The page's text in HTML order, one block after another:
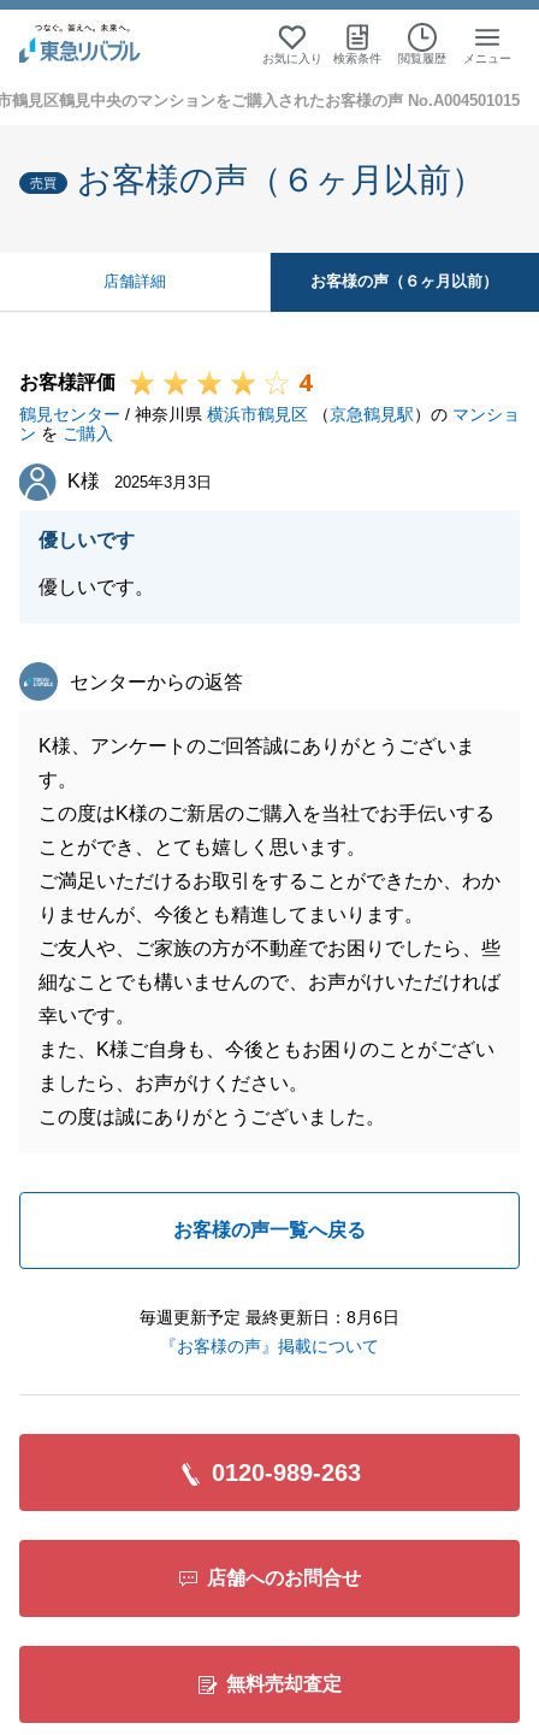
お気に入り 検索条件 閲覧履歴 メニュー
鶴見区鶴見中央のマンションをご購入されたお客様の声 No.A004501015
売買 お客様の声（６ヶ月以前）
店舗詳細 お客様の声（６ヶ月以前）
お客様評価 4
鶴見センター / 神奈川県 横浜市鶴見区 （京急鶴見駅）の マンショ
ン を ご購入
K様
K様 2025年3月3日
優しいです
優しいです。
東急リバブル
センターからの返答
K様、アンケートのご回答誠にありがとうございま
す。
この度はK様のご新居のご購入を当社でお手伝いする
ことができ、とても嬉しく思います。
ご満足いただけるお取引をすることができたか、わか
りませんが、今後とも精進してまいります。
ご友人や、ご家族の方が不動産でお困りでしたら、些
細なことでも構いませんので、お声がけいただければ
幸いです。
また、K様ご自身も、今後ともお困りのことがござい
ましたら、お声がけください。
この度は誠にありがとうございました。
お客様の声一覧へ戻る
毎週更新予定 最終更新日：8月6日
『お客様の声』掲載について
0120-989-263
店舗へのお問合せ
無料売却査定